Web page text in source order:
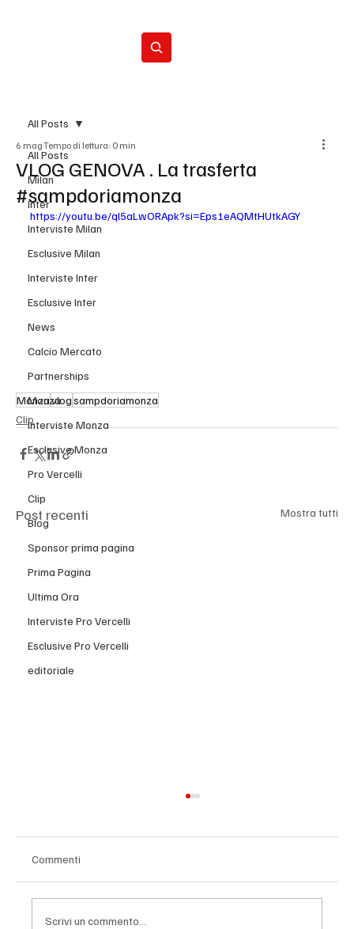
All Posts
Milan
Inter
Interviste Milan
Esclusive Milan
Interviste Inter
Esclusive Inter
News
Calcio Mercato
Partnerships
Monza
Interviste Monza
Esclusive Monza
Pro Vercelli
Clip
Blog
Sponsor prima pagina
Prima Pagina
Ultima Ora
Interviste Pro Vercelli
Esclusive Pro Vercelli
editoriale
All Posts
VLOG GENOVA . La trasferta
#sampdoriamonza
6 magTempo di lettura: 0 min
https://youtu.be/ql5aLwORApk?si=Eps1eAQMtHUtkAGY
Monzavlogsampdoriamonza
Clip
Post recenti Mostra tutti
Commenti
Scrivi un commento...